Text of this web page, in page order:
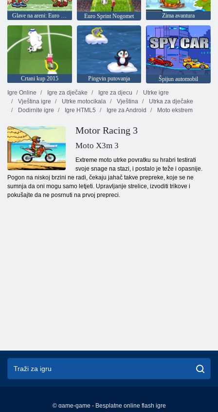
Glave na areni: Euro nogomet Euro Sprint Nogomet Zima avantura
Crtani kup 2015 Pingvin putovanja
Špijun automobil
Igre Online
Igre za dječake Igre za djecu
Utrke igre
Vještina igre
Utrke motocikala Vještina
Utrka za dječake
Dodirnite igre
Igre HTML5 Igre za Android Moto ekstrem
Motor Racing 3
Moto X3m 3
Extreme moto utrke povratku su hrabri testirati
svoje snage na stazi, i postalo je teže i opasnije.
Pogon na niskoj brzini ne radi, čekaju jahač takve prepreke, koje se ne
sumnja da oni mogu samo letjeti. Upravljanje strelice, izvoditi trikove i
pokušajte da ne posrnuti na prvoj prepreci.
© game-game - Besplatne online flash igre